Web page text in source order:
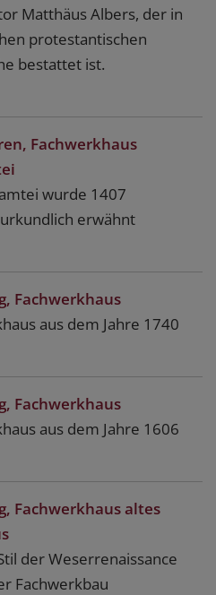
Matthäus Albers, der in
protestantischen
bestattet ist.
Fachwerkhaus
wurde 1407
erwähnt
Fachwerkhaus
aus dem Jahre 1740
Fachwerkhaus
aus dem Jahre 1606
Fachwerkhaus altes
der Weserrenaissance
Fachwerkbau